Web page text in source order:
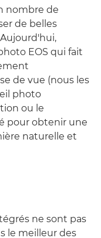
nombre de
de belles
EOS qui fait
de vue (nous les
photo
ou le
pour obtenir une
naturelle et
ne sont pas
le meilleur des